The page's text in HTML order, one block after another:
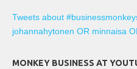
Tweets about
johannahytonen OR minnaisa
MONKEY BUSINESS AT